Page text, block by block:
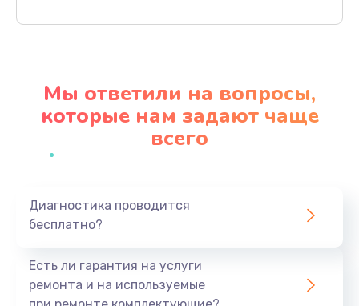
Заказать
Профилактическая чистка
Заказать
Мы ответили на вопросы,
которые нам задают чаще
всего
Диагностика проводится
бесплатно?
Есть ли гарантия на услуги
ремонта и на используемые